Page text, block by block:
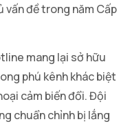
đề trong năm Cấp
mang lại sở hữu
phú kênh khác biệt
cảm biến đổi. Đội
chuẩn chỉnh bị lắng